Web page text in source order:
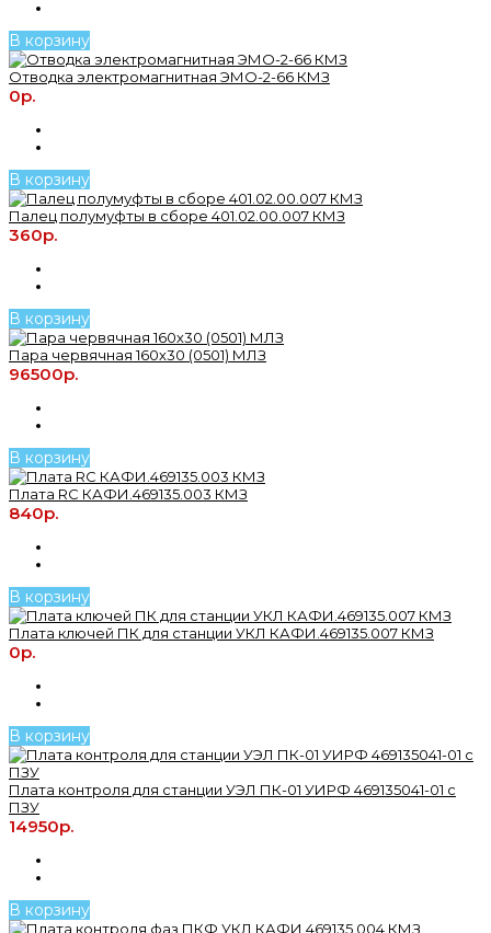
В корзину
Отводка электромагнитная ЭМО-2-66 КМЗ
0р.
В корзину
Палец полумуфты в сборе 401.02.00.007 КМЗ
360р.
В корзину
Пара червячная 160х30 (0501) МЛЗ
96500р.
В корзину
Плата RC КАФИ.469135.003 КМЗ
840р.
В корзину
Плата ключей ПК для станции УКЛ КАФИ.469135.007 КМЗ
0р.
В корзину
Плата контроля для станции УЭЛ ПК-01 УИРФ 469135041-01 с
ПЗУ
14950р.
В корзину